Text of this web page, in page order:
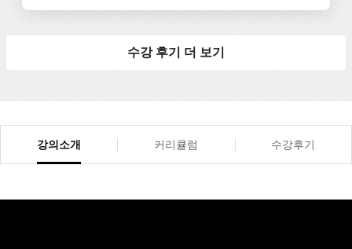
수강 후기 더 보기
강의소개 커리큘럼 수강후기